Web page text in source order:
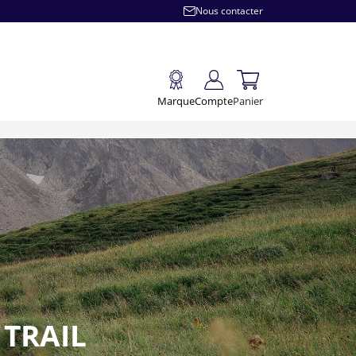
Nous contacter
MarqueComptePanier